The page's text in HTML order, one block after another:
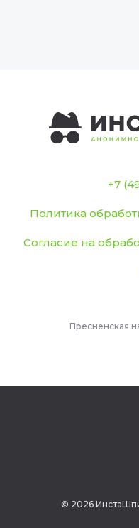
+7
Политика
Согласие на
Пресненская
© 2026